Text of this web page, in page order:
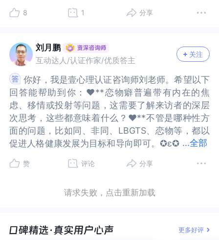
话，除非我们先理解它们对自己的意义，并且能够
找到合适的替代物才行。心理咨询的基本目标之
让ta去改变自己，让自己符合一个别人的标准。所
以，实际上咨询会做成什么样，和当事人自己想要
问题和同咨询师的互动有关。症状通常是咨询师理
解一个人的线索，真正的目标通常和一个人是怎么
看待自己和这个世界有关。
们先理解它们对自己的意义，并且能够找到合适的
替代物才行。心理咨询的基本目标之一，是让当事
己，让自己符合一个别人的标准。所以，实际上咨
询会做成什么样，和当事人自己想要怎么样关系很
师的互动有关。症状通常是咨询师理解一个人的线
索，真正的目标通常和一个人是怎么看待自己和这
个世界有关。
恋物癖行为的出现。●关于心理咨询的细节，请问
心理咨询中●大概采取怎样的过程........固着恋物癖
■■■对于恋物癖的咨询过程而事实上恋物癖一般情
况下只是个人喜好，如果没有涉及违法和扰乱他人
生活是不需要太过于异类化的，我们的生活中难以
避免会有各种『癖好』,我们都是不完美的，都会无
意间把很多东西扛在了身上或者隐藏自己，这不意
味着这就是错误的，不意味着就需要治疗不存在的
疾病，除非这影响了你和其他人的生活，而最常见
的姿态是逃避自己内在最真实的感受，用这种方式
保护着自己，殊不知我们都有再次选择的机会喔。
在这被社会评判的过程，我们需要一个缺口，把情
和“癖”相似，表示强烈的嗜好、爱好和喜欢，有时
的地步，不知道你对于恋物癖的角度是怎么看的
行为的出现。●关于心理咨询的细节，请问各位对
询中●大概采取怎样的过程........固着恋物癖■■■
对于恋物癖的咨询过程而事实上恋物癖一般情况下
只是个人喜好，如果没有涉及违法和扰乱他人生活
是不需要太过于异类化的，我们的生活中难以避免
会有各种『癖好』,我们都是不完美的，都会无意间
把很多东西扛在了身上或者隐藏自己，这不意味着
这就是错误的，不意味着就需要治疗不存在的疾
病，除非这影响了你和其他人的生活，而最常见的
姿态是逃避自己内在最真实的感受，用这种方式保
护着自己，殊不知我们都有再次选择的机会喔。在
这被社会评判的过程，我们需要一个缺口，把情绪
和“癖”相似，表示强烈的嗜好、爱好和喜欢，有时
的地步，不知道你对于恋物癖的角度是怎么看的
8 1 分享
刘月鹏
互动达人/认证作家/优质答主
关注
...全部
你好，我是壹心理认证咨询师刘老师。希望以下
回答能帮助到你：❤️**恋物癖普遍带有内在的焦
虑、移情或投射等问题，这需要了解来访者的深层
次思考，这些都意味着什么？❤️**不管是哪种性方
面的问题，比如同、非同、LBGTS、恋物等，都以
促进人格健康发展为目标和导向即可。✪ε✪
你好，我是壹心理认证咨询师刘老师。希望以下
回答能帮助到你：❤️**恋物癖普遍带有内在的焦
虑、移情或投射等问题，这需要了解来访者的深层
次思考，这些都意味着什么？❤️**不管是哪种性方
面的问题，比如同、非同、LBGTS、恋物等，都以
促进人格健康发展为目标和导向即可。✪ε✪我在壹
赞 评论 分享
请求失败，点击重新加载
更多好评